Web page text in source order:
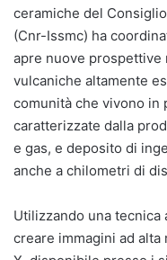
ceramiche del
(Cnr-Issmc) ha
apre nuove
vulcaniche altamente
comunità che vivono in
caratterizzate dalla
e gas, e deposito di
anche a chilometri di
Utilizzando una tecnica
creare immagini ad